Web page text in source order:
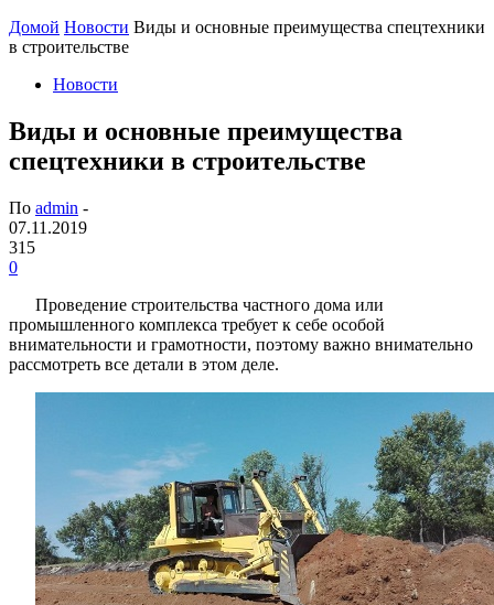
Домой Новости Виды и основные преимущества спецтехники
в строительстве
Новости
Виды и основные преимущества
спецтехники в строительстве
По admin -
07.11.2019
315
0
Проведение строительства частного дома или
промышленного комплекса требует к себе особой
внимательности и грамотности, поэтому важно внимательно
рассмотреть все детали в этом деле.